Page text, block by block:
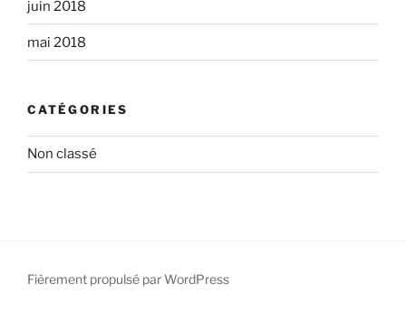
juin 2018
mai 2018
CATÉGORIES
Non classé
Fièrement propulsé par WordPress